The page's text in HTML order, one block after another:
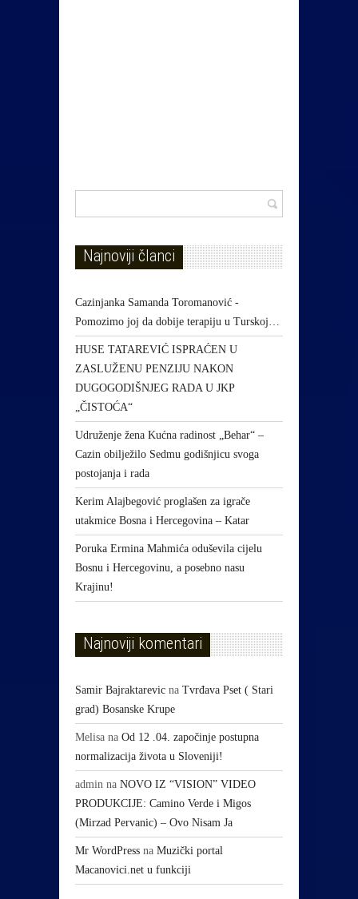
Najnoviji članci
Cazinjanka Samanda Toromanović -
Pomozimo joj da dobije terapiju u Turskoj…
HUSE TATAREVIĆ ISPRAĆEN U
ZASLUŽENU PENZIJU NAKON
DUGOGODIŠNJEG RADA U JKP
„ČISTOĆA“
Udruženje žena Kućna radinost „Behar“ –
Cazin obilježilo Sedmu godišnjicu svoga
postojanja i rada
Kerim Alajbegović proglašen za igrače
utakmice Bosna i Hercegovina – Katar
Poruka Ermina Mahmića oduševila cijelu
Bosnu i Hercegovinu, a posebno nasu
Krajinu!
Najnoviji komentari
Samir Bajraktarevic na Tvrđava Pset ( Stari
grad) Bosanske Krupe
Melisa na Od 12 .04. započinje postupna
normalizacija života u Sloveniji!
admin na NOVO IZ “VISION” VIDEO
PRODUKCIJE: Camino Verde i Migos
(Mirzad Pervanic) – Ovo Nisam Ja
Mr WordPress na Muzički portal
Macanovici.net u funkciji